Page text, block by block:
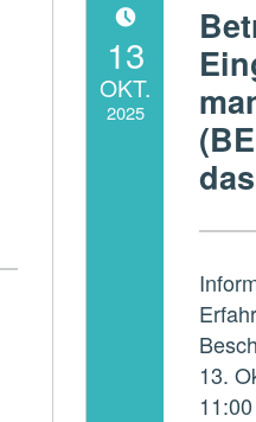
13.
POSTED ON:13
OKT.
2025